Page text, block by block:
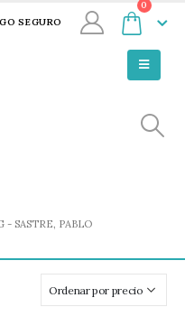
SEGURO
0
- SASTRE, PABLO